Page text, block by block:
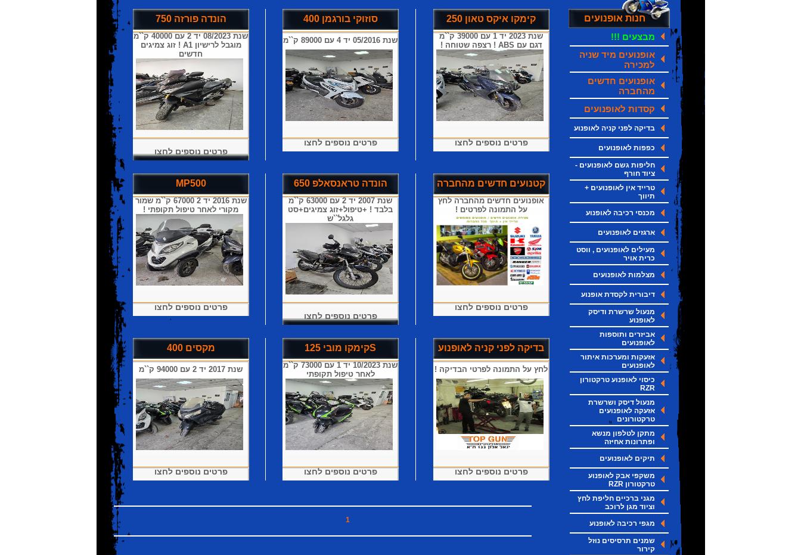
הונדה פורזה 750
שנת 08/2023 יד 2 עם 40000 ק``מ
מוגבל לרישיון A1 ! זוג צמיגים
חדשים
פרטים נוספים לחצו
סוזוקי בורגמן 400
שנת 05/2016 יד 4 עם 89000 ק``מ
פרטים נוספים לחצו
קימקו איקס טאון 250
שנת 2023 יד 1 עם 39000 ק``מ
דגם עם ABS ! רצפה שטוחה !
פרטים נוספים לחצו
MP500
שנת 2016 יד 2 67000 ק``מ שמור
מקורי לאחר טיפול תקופתי !
פרטים נוספים לחצו
הונדה טראנסאלפ 650
שנת 2007 יד 2 עם 63000 ק``מ
בלבד ! +טיפול+זוג צמיגים+סט
גלגל``ש
פרטים נוספים לחצו
קטנועים חדשים מהחברה
אופנועים חדשים מהחברה לחץ
על התמונה לפרטים !
פרטים נוספים לחצו
מקסים 400
שנת 2017 יד 2 עם 94000 ק``מ
פרטים נוספים לחצו
קימקו מובי 125S
שנת 10/2023 יד 1 עם 73000 ק``מ
לאחר טיפול תקופתי
פרטים נוספים לחצו
בדיקה לפני קניה לאופנוע
לחץ על התמונה לפרטי הבדיקה !
פרטים נוספים לחצו
1
חנות אופנועים
מבצעים !!!
אופנועים מיד שניה
למכירה
אופנועים חדשים
מהחברה
קסדות לאופנועים
בדיקה לפני קניה לאופנוע
כפפות לאופנועים
חליפות גשם לאופנועים -
ציוד חורף
טרייד אין לאופנועים +
תיווך
מכנסי רכיבה לאופנוע
ארגזים לאופנועים
מעילים לאופנועים , ווסט
כרית אויר
מצלמות לאופנועים
דיבורית לקסדת אופנוע
מנעול שרשרת ודיסק
לאופנוע
אביזרים ותוספות
לאופנועים
אזעקות ומערכות איתור
לאופנועים
כיסוי לאופנוע טרקטורון
RZR
מנעול דיסק ושרשרת
אזעקה לאופנועים
טרקטורונים
מתקן לטלפון מנשא
ופתרונות אחיזה
תיקים לאופנועים
משקפי אבק לאופנוע
טרקטורון RZR
מגני ברכיים חליפת לחץ
וציוד מגן לרוכב
מגפי רכיבה לאופנוע
שמנים תרסיסים נוזל
קירור